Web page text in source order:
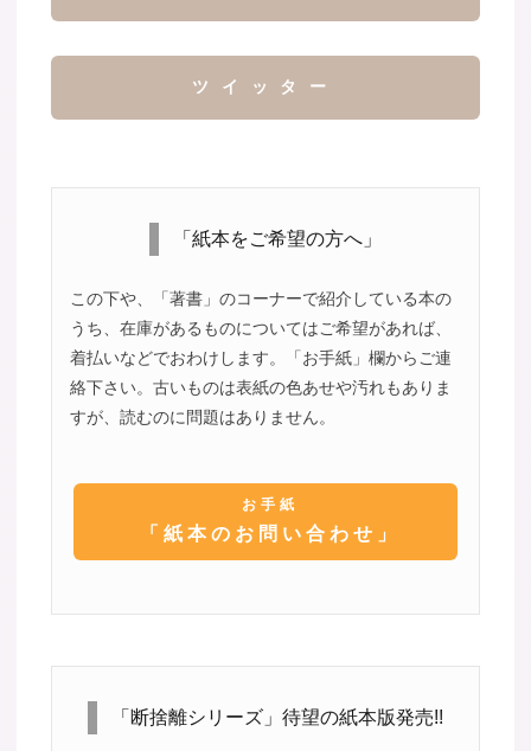
ツイッター
「紙本をご希望の方へ」
この下や、「著書」のコーナーで紹介している本の
うち、在庫があるものについてはご希望があれば、
着払いなどでおわけします。「お手紙」欄からご連
絡下さい。古いものは表紙の色あせや汚れもありま
すが、読むのに問題はありません。
お手紙
「紙本のお問い合わせ」
「断捨離シリーズ」待望の紙本版発売!!